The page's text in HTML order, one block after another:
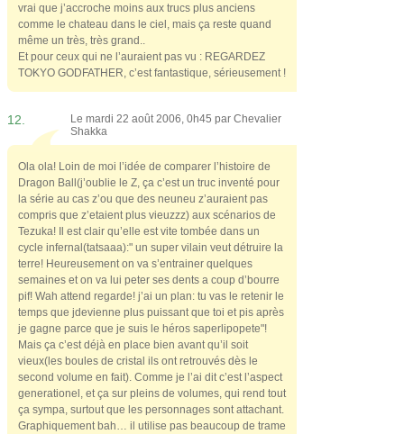
vrai que j’accroche moins aux trucs plus anciens
comme le chateau dans le ciel, mais ça reste quand
même un très, très grand..
Et pour ceux qui ne l’auraient pas vu : REGARDEZ
TOKYO GODFATHER, c’est fantastique, sérieusement !
12. Le mardi 22 août 2006, 0h45 par Chevalier
Shakka
Ola ola! Loin de moi l’idée de comparer l’histoire de
Dragon Ball(j’oublie le Z, ça c’est un truc inventé pour
la série au cas z’ou que des neuneu z’auraient pas
compris que z’etaient plus vieuzzz) aux scénarios de
Tezuka! Il est clair qu’elle est vite tombée dans un
cycle infernal(tatsaaa):" un super vilain veut détruire la
terre! Heureusement on va s’entrainer quelques
semaines et on va lui peter ses dents a coup d’bourre
pif! Wah attend regarde! j’ai un plan: tu vas le retenir le
temps que jdevienne plus puissant que toi et pis après
je gagne parce que je suis le héros saperlipopete"!
Mais ça c’est déjà en place bien avant qu’il soit
vieux(les boules de cristal ils ont retrouvés dès le
second volume en fait). Comme je l’ai dit c’est l’aspect
generationel, et ça sur pleins de volumes, qui rend tout
ça sympa, surtout que les personnages sont attachant.
Graphiquement bah… il utilise pas beaucoup de trame